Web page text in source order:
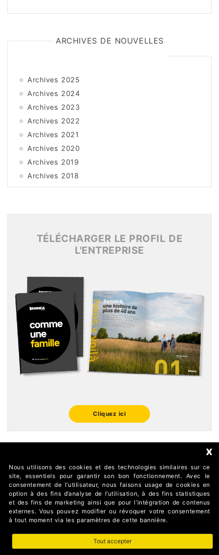
ARCHIVES DE NOUVELLES
Archives 2025
Archives 2024
Archives 2023
Archives 2022
Archives 2021
Archives 2020
Archives 2019
Archives 2018
Archives 2017
Archives 2015
TÉLÉCHARGER LE PROFIL DE
L'ENTREPRISE
Cliquez ici
FOLLOW US
AUTOMATISMI BENINCÀ SpA Via del Capitello 45 36066
x
Nous utilisons des cookies et des technologies similaires sur ce
site, essentiels pour garantir son bon fonctionnement. Avec le
consentement de l’utilisateur, nous faisons usage de cookies en
option à des fins d’analyse de l’utilisation, à des fins statistiques
et des fins de marketing ainsi que pour l’intégration de contenus
externes. Vous pouvez modifier ou révoquer votre consentement
à tout moment via les paramètres de cette bannière.
Tout accepter